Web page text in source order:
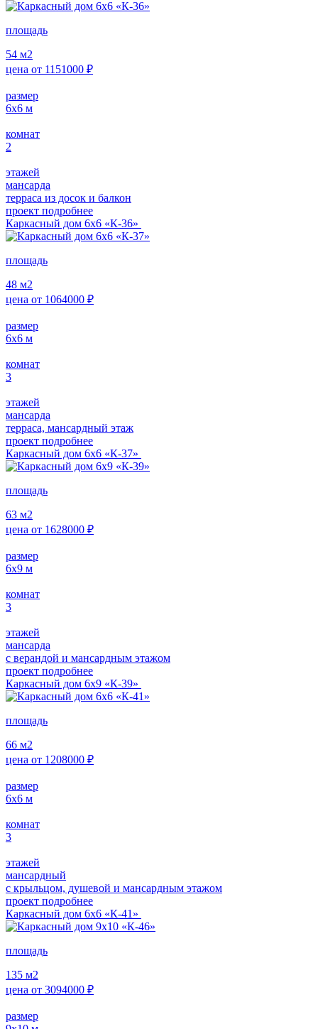
площадь
54 м2
цена от 1151000 ₽
размер
6х6 м
комнат
2
этажей
мансарда
терраса из досок и балкон
проект подробнее
Каркасный дом 6х6 «К-36»
площадь
48 м2
цена от 1064000 ₽
размер
6х6 м
комнат
3
этажей
мансарда
терраса, мансардный этаж
проект подробнее
Каркасный дом 6х6 «К-37»
площадь
63 м2
цена от 1628000 ₽
размер
6х9 м
комнат
3
этажей
мансарда
с верандой и мансардным этажом
проект подробнее
Каркасный дом 6х9 «К-39»
площадь
66 м2
цена от 1208000 ₽
размер
6х6 м
комнат
3
этажей
мансардный
с крыльцом, душевой и мансардным этажом
проект подробнее
Каркасный дом 6х6 «К-41»
площадь
135 м2
цена от 3094000 ₽
размер